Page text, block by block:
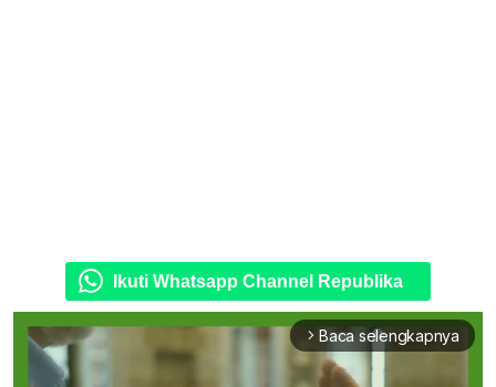
Ikuti Whatsapp Channel Republika
arrow_forward_ios Baca selengkapnya